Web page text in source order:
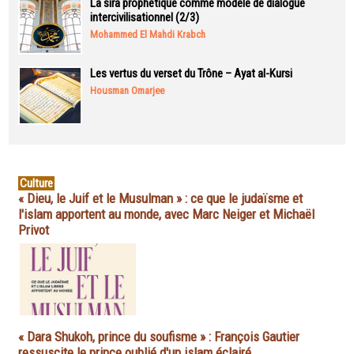
La sira prophétique comme modèle de dialogue
intercivilisationnel (2/3)
Mohammed El Mahdi Krabch
Les vertus du verset du Trône – Ayat al-Kursi
Housman Omarjee
Culture
« Dieu, le Juif et le Musulman » : ce que le judaïsme et
l'islam apportent au monde, avec Marc Neiger et Michaël
Privot
« Dara Shukoh, prince du soufisme » : François Gautier